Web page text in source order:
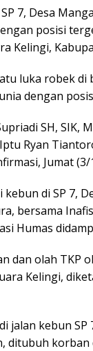
7, Desa
posisi
Kelingi,
luka robek di
dengan
SH, SIK,
Ryan
Jumat (3/
di SP 7,
bersama
Humas
dan olah TKP
Kelingi,
jalan kebun SP
ditubuh